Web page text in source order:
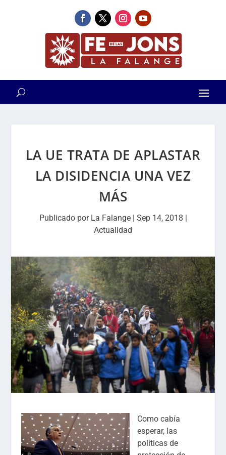
LA UE TRATA DE APLASTAR
LA DISIDENCIA UNA VEZ
MÁS
Publicado por La Falange| Sep 14, 2018 |
Actualidad
Como cabía
esperar, las
políticas de